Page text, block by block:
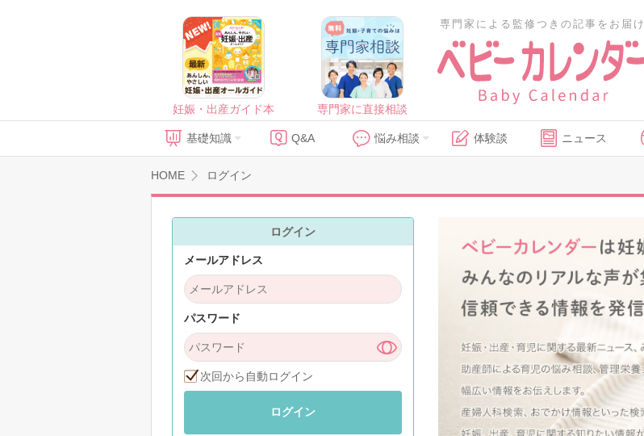
妊娠・出産ガイド本 専門家に直接相談
専門家による監修つきの記事をお届け
基礎知識 Q&A 悩み相談 体験談 ニュース
HOME ログイン
ログイン
メールアドレス
パスワード
次回から自動ログイン
ログイン